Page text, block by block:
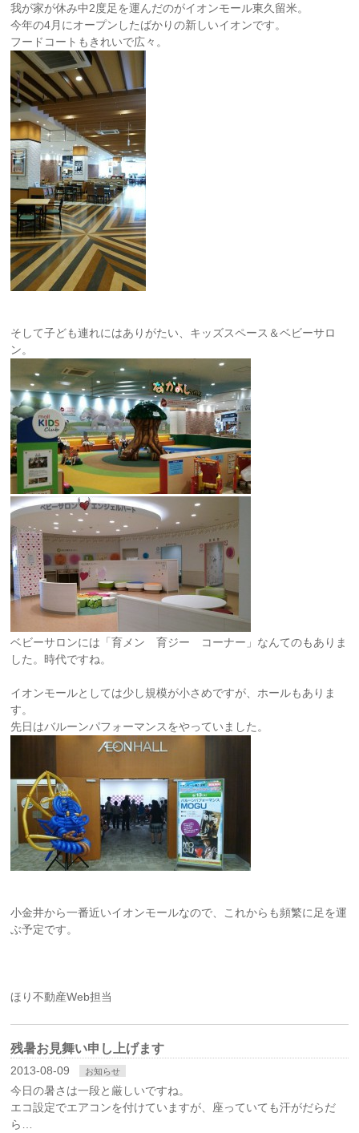
我が家が休み中2度足を運んだのがイオンモール東久留米。
今年の4月にオープンしたばかりの新しいイオンです。
フードコートもきれいで広々。
そして子ども連れにはありがたい、キッズスペース＆ベビーサロ
ン。
ベビーサロンには「育メン 育ジー コーナー」なんてのもありま
した。時代ですね。
イオンモールとしては少し規模が小さめですが、ホールもありま
す。
先日はバルーンパフォーマンスをやっていました。
小金井から一番近いイオンモールなので、これからも頻繁に足を運
ぶ予定です。
ほり不動産Web担当
残暑お見舞い申し上げます
2013-08-09 お知らせ
今日の暑さは一段と厳しいですね。
エコ設定でエアコンを付けていますが、座っていても汗がだらだ
ら…